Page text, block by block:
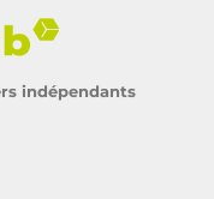
indépendants